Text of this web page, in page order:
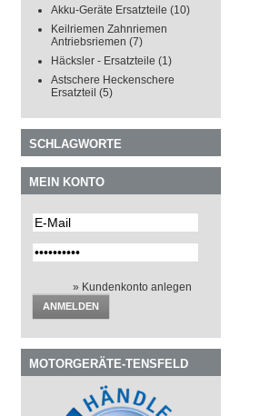
Akku-Geräte Ersatzteile (10)
Keilriemen Zahnriemen
Antriebsriemen (7)
Häcksler - Ersatzteile (1)
Astschere Heckenschere
Ersatzteil (5)
SCHLAGWORTE
MEIN KONTO
» Kundenkonto anlegen
ANMELDEN
MOTORGERÄTE-TENSFELD